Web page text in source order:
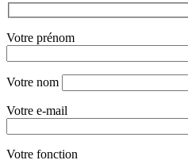
Votre prénom
Votre nom
Votre e-mail
Votre fonction